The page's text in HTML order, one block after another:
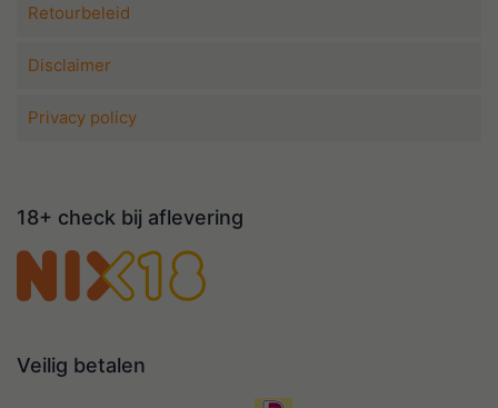
Retourbeleid
Disclaimer
Privacy policy
18+ check bij aflevering
Veilig betalen